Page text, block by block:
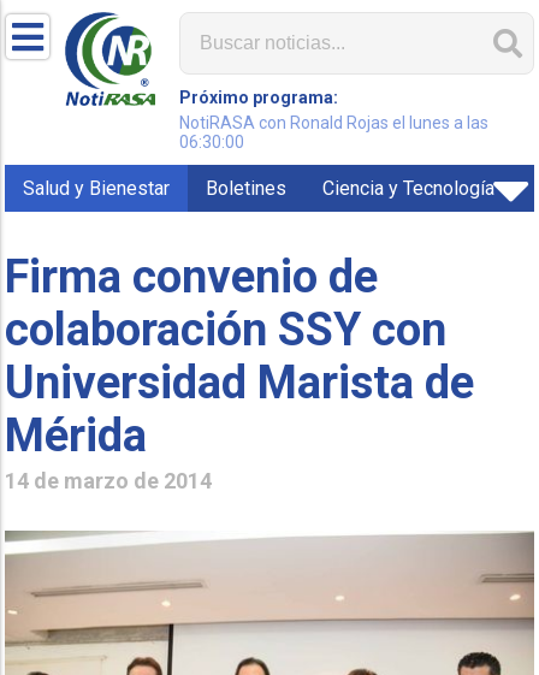
Próximo programa:
NotiRASA con Ronald Rojas el lunes a las
06:30:00
Salud y Bienestar Boletines Ciencia y Tecnología
Firma convenio de
colaboración SSY con
Universidad Marista de
Mérida
14 de marzo de 2014